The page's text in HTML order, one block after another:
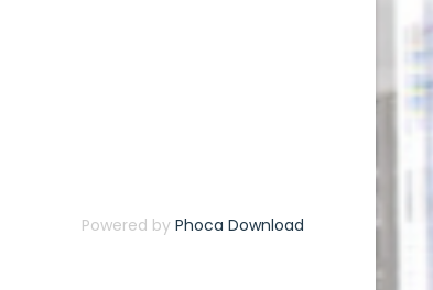
Powered by Phoca Download